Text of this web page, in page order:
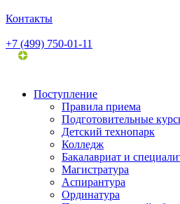
Контакты
+7 (499) 750-01-11
Поступление
Правила приема
Подготовительные
Детский технопарк
Колледж
Бакалавриат и
Магистратура
Аспирантура
Ординатура